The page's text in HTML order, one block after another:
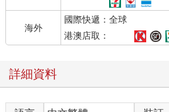
海外
國際快遞：全球
港澳店取：
詳細資料